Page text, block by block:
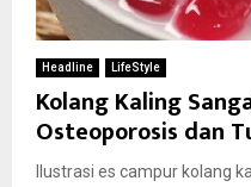
Headline LifeStyle
Kolang Kaling
Osteoporosis dan
Ilustrasi es campur kolang